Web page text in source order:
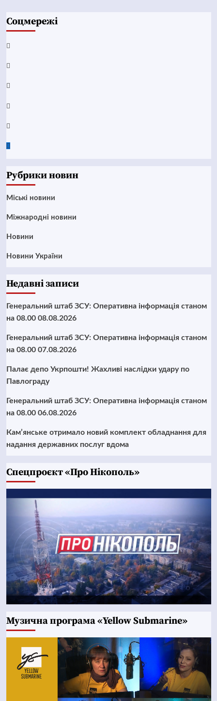
Соцмережі
Facebook
YouTube
Telegram
Instagram
Twitter
Google
Рубрики новин
Mіські новини
Міжнародні новини
Новини
Новини України
Недавні записи
Генеральний штаб ЗСУ: Оперативна інформація станом
на 08.00 08.08.2026
Генеральний штаб ЗСУ: Оперативна інформація станом
на 08.00 07.08.2026
Палає депо Укрпошти! Жахливі наслідки удару по
Павлограду
Генеральний штаб ЗСУ: Оперативна інформація станом
на 08.00 06.08.2026
Кам’янське отримало новий комплект обладнання для
надання державних послуг вдома
Cпецпроєкт «Про Нікополь»
Музична програма «Yellow Submarine»